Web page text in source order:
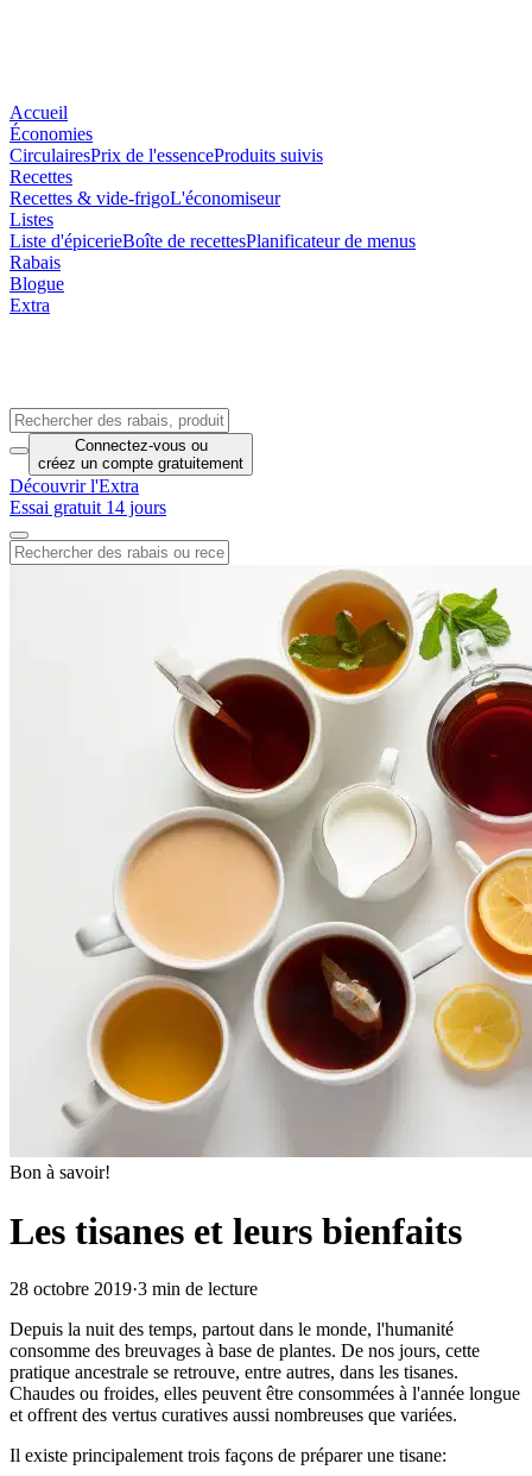
Accueil
Économies
CirculairesPrix de l'essenceProduits suivis
Recettes
Recettes & vide-frigoL'économiseur
Listes
Liste d'épicerieBoîte de recettesPlanificateur de menus
Rabais
Blogue
Extra
Connectez-vous ou
créez un compte gratuitement
Découvrir l'Extra
Essai gratuit 14 jours
Bon à savoir!
Les tisanes et leurs bienfaits
28 octobre 2019·3 min de lecture
Depuis la nuit des temps, partout dans le monde, l'humanité
consomme des breuvages à base de plantes. De nos jours, cette
pratique ancestrale se retrouve, entre autres, dans les tisanes.
Chaudes ou froides, elles peuvent être consommées à l'année longue
et offrent des vertus curatives aussi nombreuses que variées.
Il existe principalement trois façons de préparer une tisane: